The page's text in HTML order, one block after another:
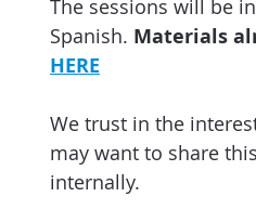
The sessions will be in
Spanish. Materials
HERE
We trust in the
may want to share
internally.